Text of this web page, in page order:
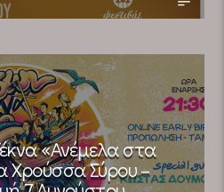
«Ανέμελα στα
Χρούσσα Σύρου –